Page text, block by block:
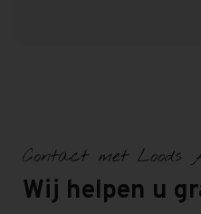
Contact met Loods
Wij helpen u